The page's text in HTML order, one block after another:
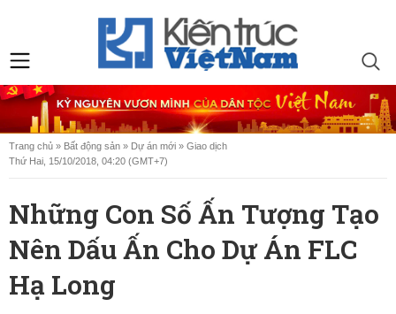
Trang chủ » Bất động sản » Dự án mới » Giao dịch
Thứ Hai, 15/10/2018, 04:20 (GMT+7)
Những Con Số Ấn Tượng Tạo
Nên Dấu Ấn Cho Dự Án FLC
Hạ Long